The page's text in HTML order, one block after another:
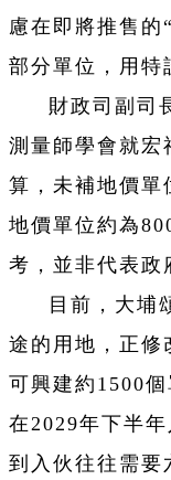
慮在即將推售的
部分單位，用特
財政司副司
測量師學會就宏
算，未補地價單
地價單位約為
考，並非代表政
目前，大埔
途的用地，正修
可興建約1500
在2029年下半
到入伙往往需要